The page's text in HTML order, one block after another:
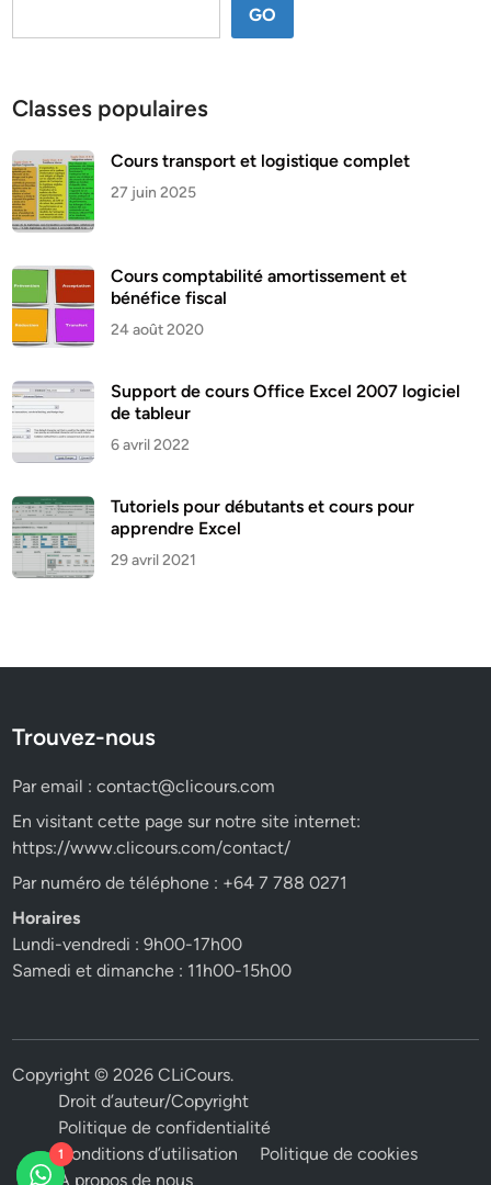
GO
Classes populaires
Cours transport et logistique complet
27 juin 2025
Cours comptabilité amortissement et
bénéfice fiscal
24 août 2020
Support de cours Office Excel 2007 logiciel
de tableur
6 avril 2022
Tutoriels pour débutants et cours pour
apprendre Excel
29 avril 2021
Trouvez-nous
Par email :contact@clicours.com
En visitant cette page sur notre site internet:
https://www.clicours.com/contact/
Par numéro de téléphone : +64 7 788 0271
Horaires
Lundi-vendredi : 9h00-17h00
Samedi et dimanche : 11h00-15h00
Copyright © 2026CLiCours.
Droit d’auteur/Copyright
Politique de confidentialité
Conditions d’utilisation
Politique de cookies
A propos de nous
1